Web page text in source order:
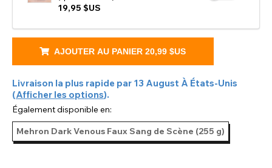
19,95 $US
AJOUTER AU PANIER20,99 $US
Livraison la plus rapide par 13 August À États-Unis
(Afficher les options).
Également disponible en:
Mehron Dark Venous Faux Sang de Scène (255 g)